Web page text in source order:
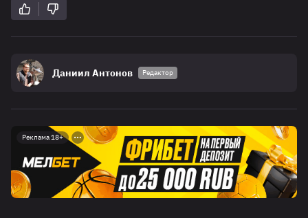
Даниил Антонов Редактор
Реклама 18+